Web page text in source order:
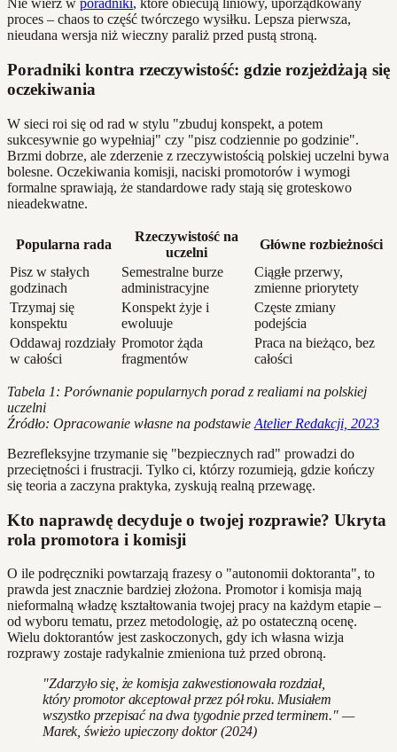
Nie wierz w poradniki, które obiecują liniowy, uporządkowany
proces – chaos to część twórczego wysiłku. Lepsza pierwsza,
nieudana wersja niż wieczny paraliż przed pustą stroną.
Poradniki kontra rzeczywistość: gdzie rozjeżdżają się
oczekiwania
W sieci roi się od rad w stylu "zbuduj konspekt, a potem
sukcesywnie go wypełniaj" czy "pisz codziennie po godzinie".
Brzmi dobrze, ale zderzenie z rzeczywistością polskiej uczelni bywa
bolesne. Oczekiwania komisji, naciski promotorów i wymogi
formalne sprawiają, że standardowe rady stają się groteskowo
nieadekwatne.
Popularna rada
Rzeczywistość na
uczelni
Główne rozbieżności
Pisz w stałych
godzinach
Semestralne burze
administracyjne
Ciągłe przerwy,
zmienne priorytety
Trzymaj się
konspektu
Konspekt żyje i
ewoluuje
Częste zmiany
podejścia
Oddawaj rozdziały
w całości
Promotor żąda
fragmentów
Praca na bieżąco, bez
całości
Tabela 1: Porównanie popularnych porad z realiami na polskiej
uczelni
Źródło: Opracowanie własne na podstawie Atelier Redakcji, 2023
Bezrefleksyjne trzymanie się "bezpiecznych rad" prowadzi do
przeciętności i frustracji. Tylko ci, którzy rozumieją, gdzie kończy
się teoria a zaczyna praktyka, zyskują realną przewagę.
Kto naprawdę decyduje o twojej rozprawie? Ukryta
rola promotora i komisji
O ile podręczniki powtarzają frazesy o "autonomii doktoranta", to
prawda jest znacznie bardziej złożona. Promotor i komisja mają
nieformalną władzę kształtowania twojej pracy na każdym etapie –
od wyboru tematu, przez metodologię, aż po ostateczną ocenę.
Wielu doktorantów jest zaskoczonych, gdy ich własna wizja
rozprawy zostaje radykalnie zmieniona tuż przed obroną.
"Zdarzyło się, że komisja zakwestionowała rozdział,
który promotor akceptował przez pół roku. Musiałem
wszystko przepisać na dwa tygodnie przed terminem." —
Marek, świeżo upieczony doktor (2024)